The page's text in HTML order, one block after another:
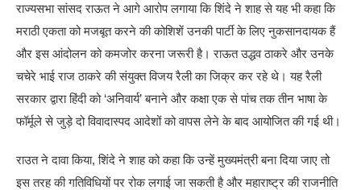
राज्यसभा सांसद राऊत ने आगे आरोप लगाया कि शिंदे ने शाह से यह भी कहा कि
मराठी एकता को मजबूत करने की कोशिशें उनकी पार्टी के लिए नुकसानदायक हैं
और इस आंदोलन को कमजोर करना जरूरी है। राऊत उद्धव ठाकरे और उनके
चचेरे भाई राज ठाकरे की संयुक्त विजय रैली का जिक्र कर रहे थे। यह रैली
सरकार द्वारा हिंदी को ‘अनिवार्य’ बनाने और कक्षा एक से पांच तक तीन भाषा के
फॉर्मूले से जुड़े दो विवादास्पद आदेशों को वापस लेने के बाद आयोजित की गई थी।
राउत ने दावा किया, शिंदे ने शाह को कहा कि उन्हें मुख्यमंत्री बना दिया जाए तो
इस तरह की गतिविधियों पर रोक लगाई जा सकती है और महाराष्ट्र की राजनीति